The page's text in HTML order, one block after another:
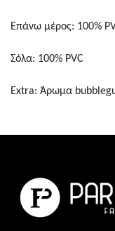
Επάνω μέρος: 100%
Σόλα: 100% PVC
Extra: Άρωμα